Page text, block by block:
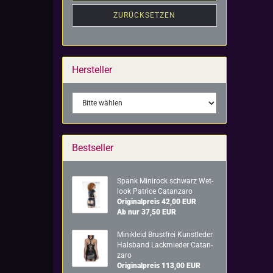
ZURÜCKSETZEN
Hersteller
Bestseller
Spank Mi­ni­rock schwarz Wet­
look Pa­tri­ce Ca­t­an­za­ro
Originalpreis 42,00 EUR
Ab nur 37,50 EUR
Mi­ni­kleid Brust­frei Kunst­le­der
Hals­band Lack­mie­der Ca­t­an­
za­ro
Originalpreis 113,00 EUR